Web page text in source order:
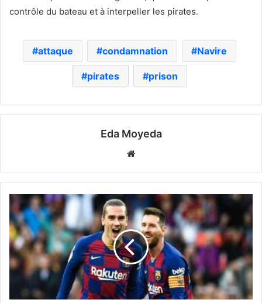
contrôle du bateau et à interpeller les pirates.
attaque condamnation Navire
pirates prison
Eda Moyeda